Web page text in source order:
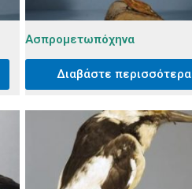
Ασπρομετωπόχηνα
Διαβάστε περισσότερα